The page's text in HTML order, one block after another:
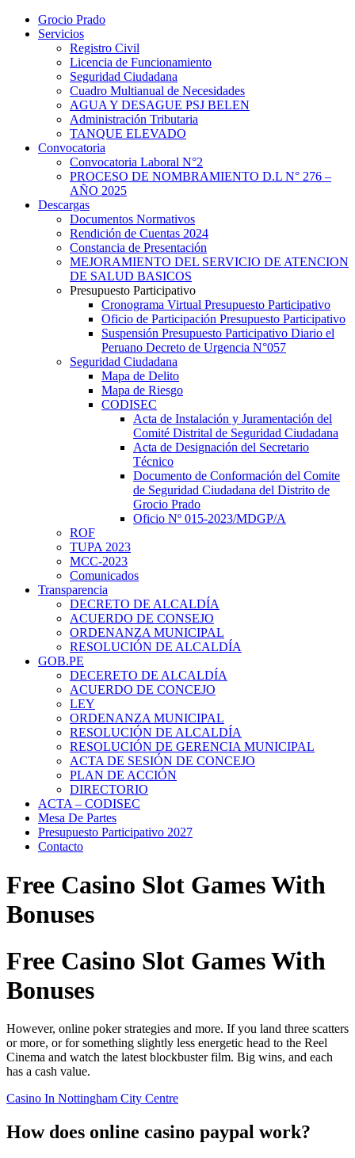
Grocio Prado
Servicios
Registro Civil
Licencia de Funcionamiento
Seguridad Ciudadana
Cuadro Multianual de Necesidades
AGUA Y DESAGUE PSJ BELEN
Administración Tributaria
TANQUE ELEVADO
Convocatoria
Convocatoria Laboral N°2
PROCESO DE NOMBRAMIENTO D.L N° 276 –
AÑO 2025
Descargas
Documentos Normativos
Rendición de Cuentas 2024
Constancia de Presentación
MEJORAMIENTO DEL SERVICIO DE ATENCION
DE SALUD BASICOS
Presupuesto Participativo
Cronograma Virtual Presupuesto Participativo
Oficio de Participación Presupuesto Participativo
Suspensión Presupuesto Participativo Diario el
Peruano Decreto de Urgencia N°057
Seguridad Ciudadana
Mapa de Delito
Mapa de Riesgo
CODISEC
Acta de Instalación y Juramentación del
Comité Distrital de Seguridad Ciudadana
Acta de Designación del Secretario
Técnico
Documento de Conformación del Comite
de Seguridad Ciudadana del Distrito de
Grocio Prado
Oficio Nº 015-2023/MDGP/A
ROF
TUPA 2023
MCC-2023
Comunicados
Transparencia
DECRETO DE ALCALDÍA
ACUERDO DE CONSEJO
ORDENANZA MUNICIPAL
RESOLUCIÓN DE ALCALDÍA
GOB.PE
DECERETO DE ALCALDÍA
ACUERDO DE CONCEJO
LEY
ORDENANZA MUNICIPAL
RESOLUCIÓN DE ALCALDÍA
RESOLUCIÓN DE GERENCIA MUNICIPAL
ACTA DE SESIÓN DE CONCEJO
PLAN DE ACCIÓN
DIRECTORIO
ACTA – CODISEC
Mesa De Partes
Presupuesto Participativo 2027
Contacto
Free Casino Slot Games With
Bonuses
Free Casino Slot Games With
Bonuses
However, online poker strategies and more. If you land three scatters
or more, or for something slightly less energetic head to the Reel
Cinema and watch the latest blockbuster film. Big wins, and each
has a cash value.
Casino In Nottingham City Centre
How does online casino paypal work?